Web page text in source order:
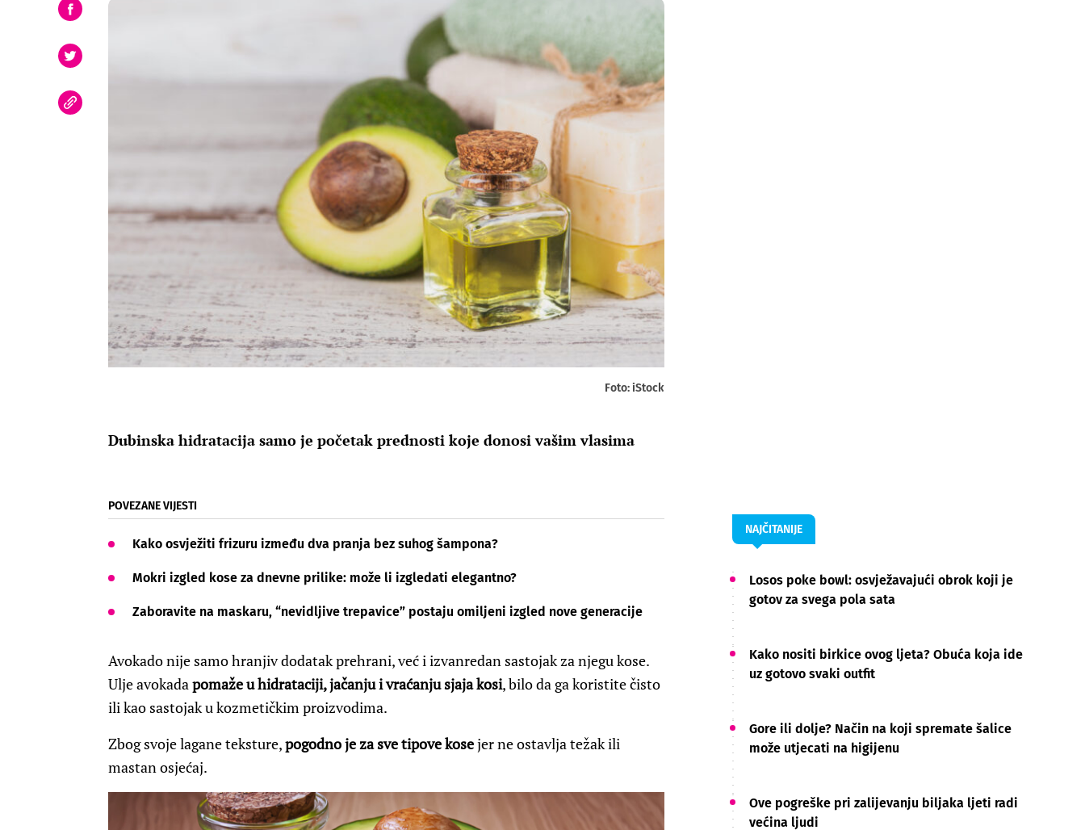
Foto: iStock
Dubinska hidratacija samo je početak prednosti koje donosi vašim vlasima
POVEZANE VIJESTI
Kako osvježiti frizuru između dva pranja bez suhog šampona?
Mokri izgled kose za dnevne prilike: može li izgledati elegantno?
Zaboravite na maskaru, “nevidljive trepavice” postaju omiljeni izgled nove generacije
Avokado nije samo hranjiv dodatak prehrani, već i izvanredan sastojak za njegu kose.
Ulje avokadapomaže u hidrataciji, jačanju i vraćanju sjaja kosi, bilo da ga koristite čisto
ili kao sastojak u kozmetičkim proizvodima.
Zbog svoje lagane teksture,pogodno je za sve tipove kosejer ne ostavlja težak ili
mastan osjećaj.
NAJČITANIJE
Losos poke bowl: osvježavajući obrok koji je
gotov za svega pola sata
Kako nositi birkice ovog ljeta? Obuća koja ide
uz gotovo svaki outfit
Gore ili dolje? Način na koji spremate šalice
može utjecati na higijenu
Ove pogreške pri zalijevanju biljaka ljeti radi
većina ljudi